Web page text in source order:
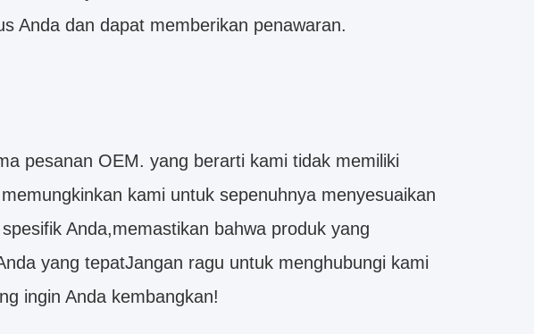
Anda dan dapat memberikan penawaran.
pesanan OEM. yang berarti kami tidak memiliki
kami untuk sepenuhnya menyesuaikan
Anda,memastikan bahwa produk yang
yang tepatJangan ragu untuk menghubungi kami
ingin Anda kembangkan!